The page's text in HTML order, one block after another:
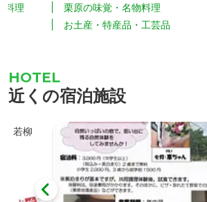
のお
べ）
元特
料理
のそば粉」、「仙台牛の牛たん
す。 冬季には、栗原市栗駒耕
「高原大根」のかりんとうもあ
「みえこの部屋」が「かりん
造を委託する女川町の食品加
食研」は東日本大震災の津波で
栗原の味覚・名物料理
お土産・特産品・工芸品
近くの宿泊施設
若柳